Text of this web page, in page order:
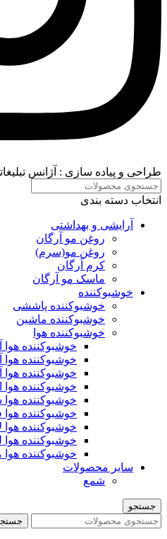
طراحی و پیاده سازی : آژانس
انتخاب دسته بندی
آرایشی و بهداشتی
روغن مو آرگان
روغن مو(سرم)
کرم آرگان
ماسک مو آرگان
خوشبوکننده
خوشبوکننده پاششی
خوشبوکننده ماشین
خوشبوکننده هوا
خوشبوکننده هوا آرا
خوشبوکننده هوا آرند
خوشبوکننده هوا
خوشبوکننده هوا
خوشبوکننده هوا
خوشبوکننده هوا فانی
خوشبوکننده هوا
خوشبوکننده هوا لیرا
خوشبوکننده هوا
سایر محصولات
شمع
جستجو